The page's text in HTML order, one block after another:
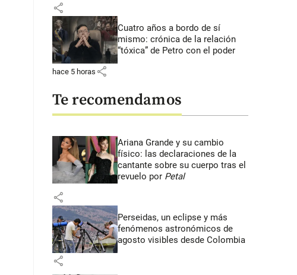
share
Cuatro años a bordo de sí
mismo: crónica de la relación
“tóxica” de Petro con el poder
hace 5 horas share
Te recomendamos
Ariana Grande y su cambio
físico: las declaraciones de la
cantante sobre su cuerpo tras el
revuelo por Petal
share
Perseidas, un eclipse y más
fenómenos astronómicos de
agosto visibles desde Colombia
share